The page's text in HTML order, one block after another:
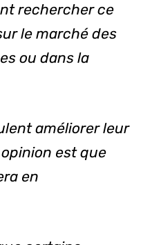
rechercher ce
le marché des
ou dans la
améliorer leur
est que
en